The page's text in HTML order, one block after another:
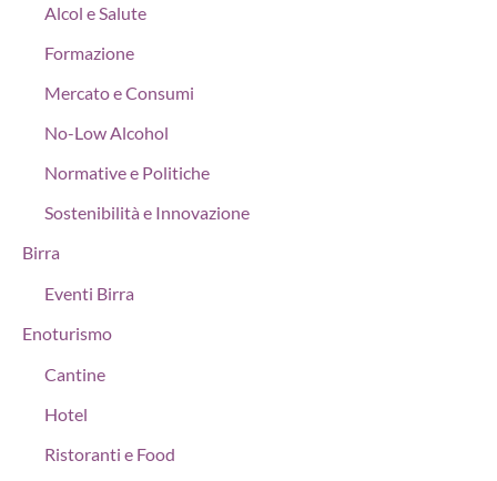
Alcol e Salute
Formazione
Mercato e Consumi
No-Low Alcohol
Normative e Politiche
Sostenibilità e Innovazione
Birra
Eventi Birra
Enoturismo
Cantine
Hotel
Ristoranti e Food